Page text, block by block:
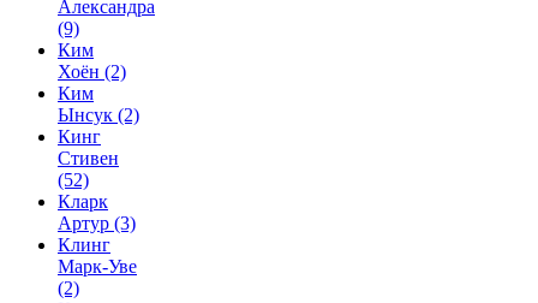
Александра
(9)
Ким
Хоён (2)
Ким
Ынсук (2)
Кинг
Стивен
(52)
Кларк
Артур (3)
Клинг
Марк-Уве
(2)